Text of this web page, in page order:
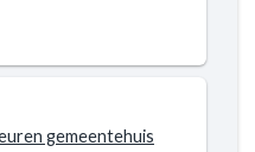
gemeentehuis